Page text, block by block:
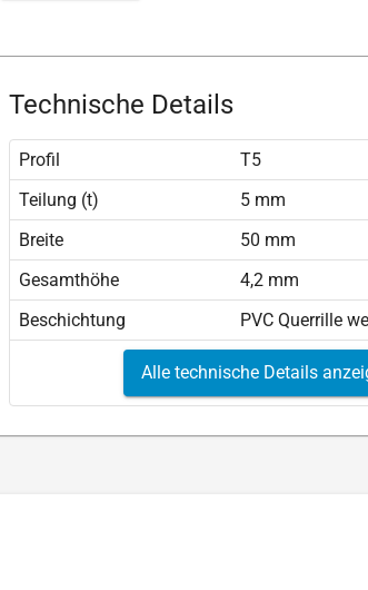
Technische Details
Profil
T5
Teilung (t)
5 mm
Breite
50 mm
Gesamthöhe
4,2 mm
Beschichtung
PVC Querrille
Alle technische Details